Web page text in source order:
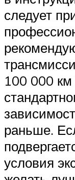
следует
100 000 км
раньше.
условия